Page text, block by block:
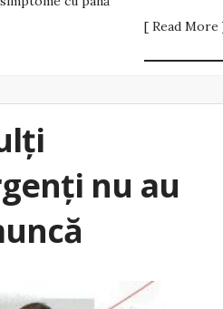
[ Read More
nu au